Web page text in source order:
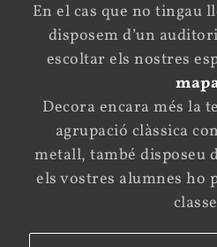
En el cas que no tingau
disposem d’un
escoltar els nostres
Decora encara més la
agrupació clàssica
metall, també disposeu
els vostres alumnes ho